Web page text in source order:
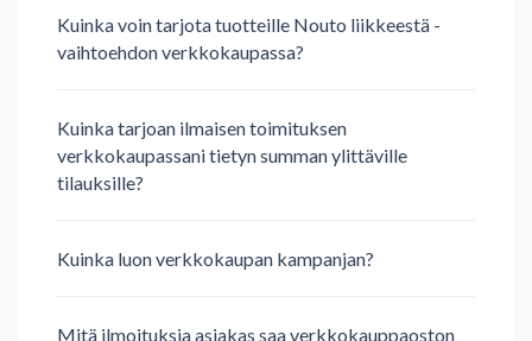
Kuinka voin tarjota tuotteille Nouto liikkeestä -
vaihtoehdon verkkokaupassa?
Kuinka tarjoan ilmaisen toimituksen
verkkokaupassani tietyn summan ylittäville
tilauksille?
Kuinka luon verkkokaupan kampanjan?
Mitä ilmoituksia asiakas saa verkkokauppaoston